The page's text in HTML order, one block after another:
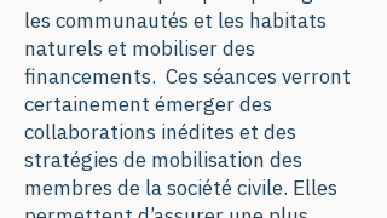
les communautés et les habitats
naturels et mobiliser des
financements. Ces séances verront
certainement émerger des
collaborations inédites et des
stratégies de mobilisation des
membres de la société civile. Elles